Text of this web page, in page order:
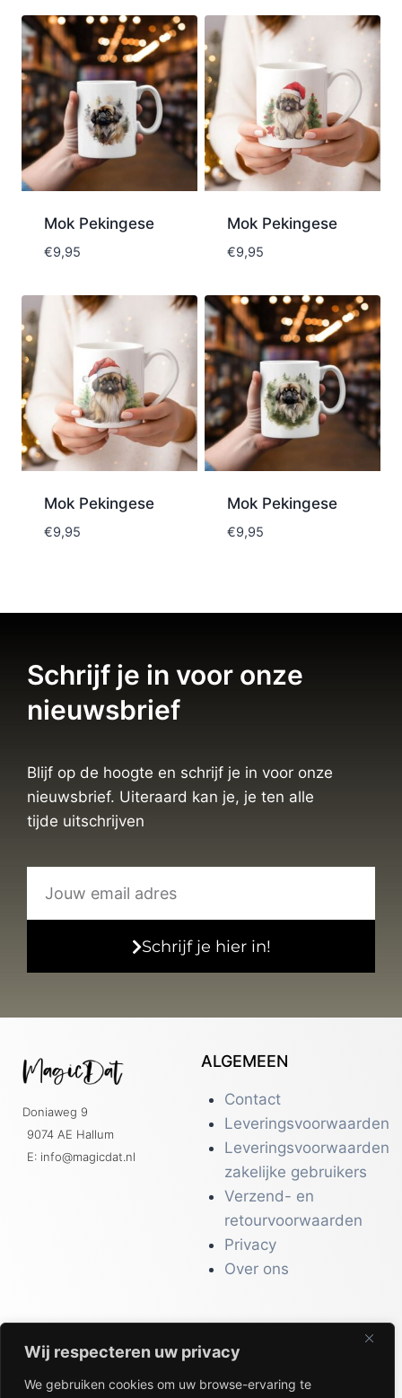
Wij respecteren uw privacy
We gebruiken cookies om uw browse-ervaring te
Mok Pekingese
€9,95
Mok Pekingese
€9,95
Mok Pekingese
€9,95
Mok Pekingese
€9,95
Schrijf je in voor onze
nieuwsbrief
Blijf op de hoogte en schrijf je in voor onze
nieuwsbrief. Uiteraard kan je, je ten alle
tijde uitschrijven
Schrijf je hier in!
Doniaweg 9
9074 AE Hallum
E: info@magicdat.nl
ALGEMEEN
Contact
Leveringsvoorwaarden
Leveringsvoorwaarden
zakelijke gebruikers
Verzend- en
retourvoorwaarden
Privacy
Over ons
CATALOGI